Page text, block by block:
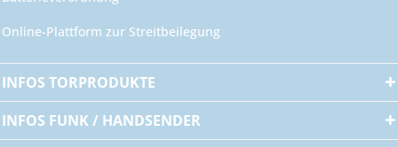
Online-Plattform zur Streitbeilegung
INFOS TORPRODUKTE
INFOS FUNK / HANDSENDER